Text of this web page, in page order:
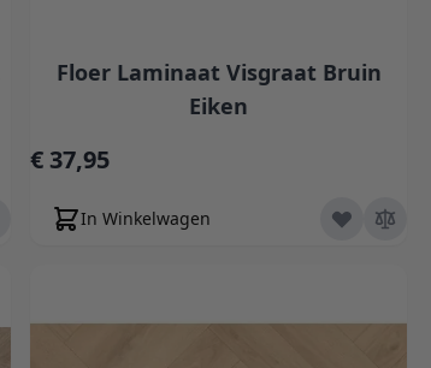
Floer Laminaat Visgraat Bruin
Eiken
€ 37,95
In Winkelwagen